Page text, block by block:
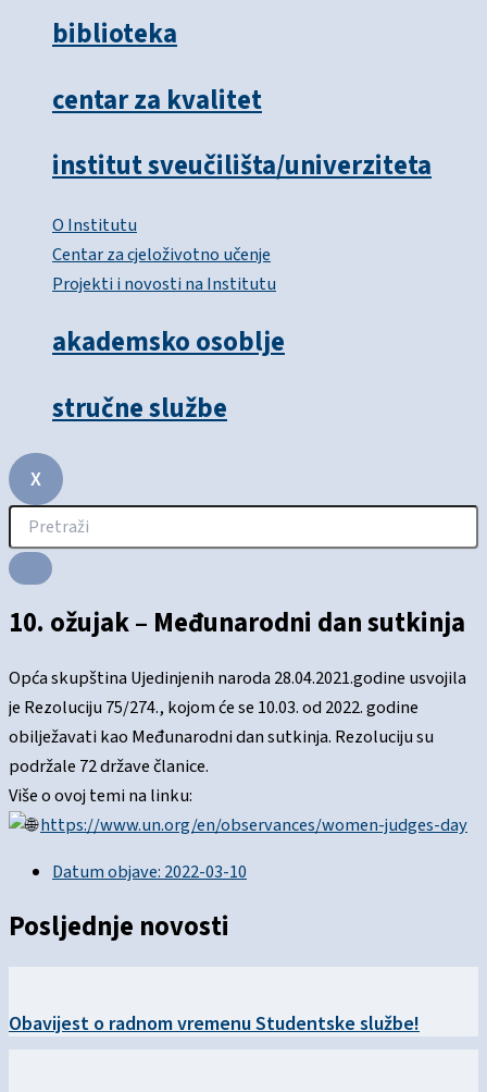
biblioteka
centar za kvalitet
institut sveučilišta/univerziteta
O Institutu
Centar za cjeloživotno učenje
Projekti i novosti na Institutu
akademsko osoblje
stručne službe
X
10. ožujak – Međunarodni dan sutkinja
Opća skupština Ujedinjenih naroda 28.04.2021.godine usvojila
je Rezoluciju 75/274., kojom će se 10.03. od 2022. godine
obilježavati kao Međunarodni dan sutkinja. Rezoluciju su
podržale 72 države članice.
Više o ovoj temi na linku:
https://www.un.org/en/observances/women-judges-day
Datum objave:2022-03-10
Posljednje novosti
Obavijest o radnom vremenu Studentske službe!